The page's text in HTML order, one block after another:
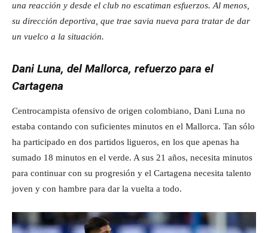
una reacción y desde el club no escatiman esfuerzos. Al menos,
su dirección deportiva, que trae savia nueva para tratar de dar
un vuelco a la situación.
Dani Luna, del Mallorca, refuerzo para el
Cartagena
Centrocampista ofensivo de origen colombiano, Dani Luna no
estaba contando con suficientes minutos en el Mallorca. Tan sólo
ha participado en dos partidos ligueros, en los que apenas ha
sumado 18 minutos en el verde. A sus 21 años, necesita minutos
para continuar con su progresión y el Cartagena necesita talento
joven y con hambre para dar la vuelta a todo.